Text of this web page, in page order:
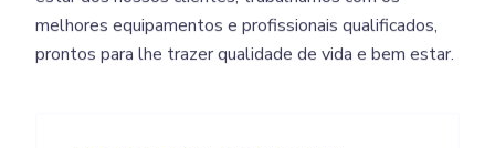
melhores equipamentos e profissionais qualificados,
prontos para lhe trazer qualidade de vida e bem estar.